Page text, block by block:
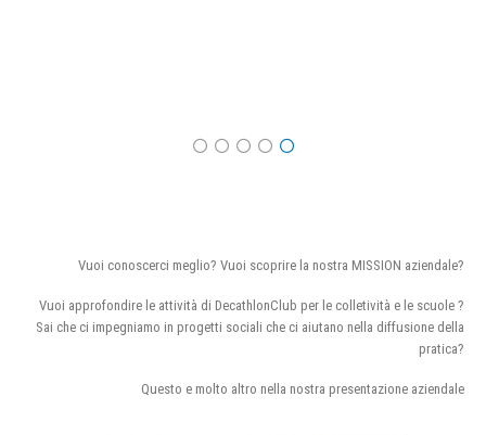
Vuoi conoscerci meglio? Vuoi scoprire la nostra MISSION aziendale?
Vuoi approfondire le attività di DecathlonClub per le colletività e le scuole ?
Sai che ci impegniamo in progetti sociali che ci aiutano nella diffusione della
pratica?
Questo e molto altro nella nostra presentazione aziendale